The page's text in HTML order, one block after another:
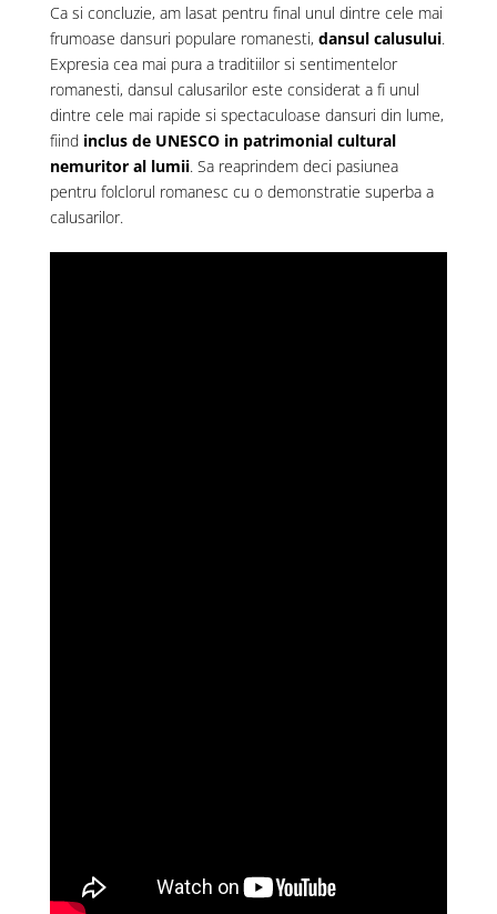
Ca si concluzie, am lasat pentru final unul dintre cele mai
frumoase dansuri populare romanesti, dansul calusului.
Expresia cea mai pura a traditiilor si sentimentelor
romanesti, dansul calusarilor este considerat a fi unul
dintre cele mai rapide si spectaculoase dansuri din lume,
fiind inclus de UNESCO in patrimonial cultural
nemuritor al lumii. Sa reaprindem deci pasiunea
pentru folclorul romanesc cu o demonstratie superba a
calusarilor.